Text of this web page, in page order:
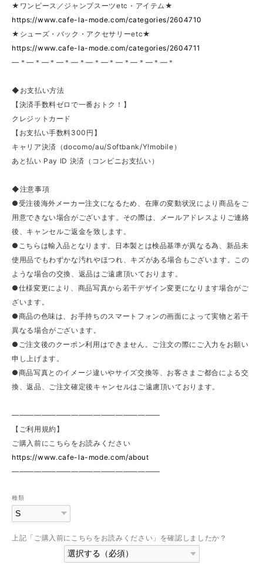
★ワンピース／ジャンプスーツetc・アイテム★
https://www.cafe-la-mode.com/categories/2604710
★シューズ・バック・アクセサリーetc★
https://www.cafe-la-mode.com/categories/2604711
—＊—＊—＊—＊—＊—＊—＊—＊—＊—＊—＊
◆お支払い方法
【決済手数料ゼロで一番おトク！】
クレジットカード
【お支払い手数料300円】
キャリア決済（docomo/au/Softbank/Y!mobile）
あと払い Pay ID 決済（コンビニお支払い）
◆注意事項
●受注後海外メーカー注文になるため、在庫の変動状況により商品をご
用意できない場合がございます。その際は、メールアドレスよりご連絡
後、キャンセルご返金を致します。
●こちらは輸入品となります。日本製とは検品基準が異なる為、新品未
使用品でもわずかな汚れやほつれ、キズがある場合もございます。この
ような場合の交換、返品はご遠慮頂いております。
●仕様変更により、商品写真から若干デザイン変更になります場合がご
ざいます。
●商品の色味は、お手持ちのスマートフォンの画面によって実物と若干
異なる場合がございます。
●ご注文後のクーポン利用はできません。ご注文の際にご入力をお願い
申し上げます。
●商品写真とのイメージ違いやサイズ交換等、お客さまご都合による交
換、返品、ご注文確定後キャンセルはご遠慮頂いております。
————————————————————
【ご利用規約】
ご購入前にこちらをお読みください
https://www.cafe-la-mode.com/about
————————————————————
種類
上記「ご購入前にこちらをお読みください」を確認しましたか？